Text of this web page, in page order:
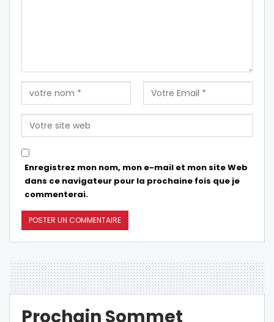
Enregistrez mon nom, mon e-mail et mon site Web
dans ce navigateur pour la prochaine fois que je
commenterai.
Prochain Sommet